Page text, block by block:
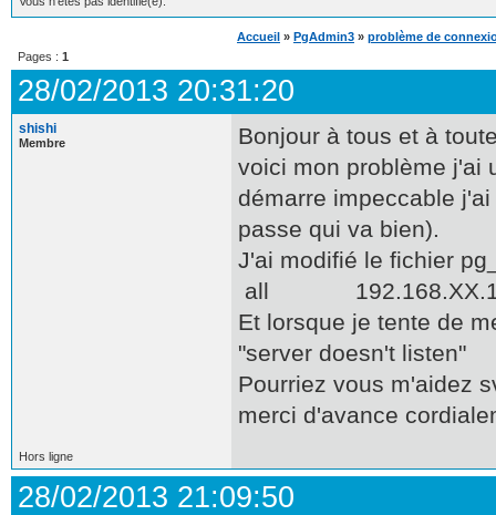
Accueil » PgAdmin3 » problème de
Pages : 1
28/02/2013 20:31:20
shishi
Membre
Bonjour à tous et à
voici mon problème j'ai
démarre impeccable
passe qui va bien).
J'ai modifié le fichier
all
Et lorsque je tente de
"server doesn't listen"
Pourriez vous m'aidez
merci d'avance
Hors ligne
28/02/2013 21:09:50